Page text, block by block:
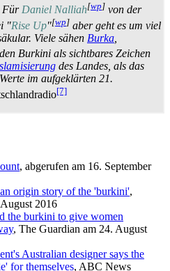
FürDaniel Nalliah[wp] von der
"Rise Up"[wp] aber geht es um viel
Viele sähen Burka
Burkini als sichtbares Zeichen
des Landes, als das
im aufgeklärten 21.
[7]
, abgerufen am 16. September
origin story of the 'burkini',
2016
the burkini to give women
, The Guardian am 24. August
Australian designer says the
for themselves, ABC News